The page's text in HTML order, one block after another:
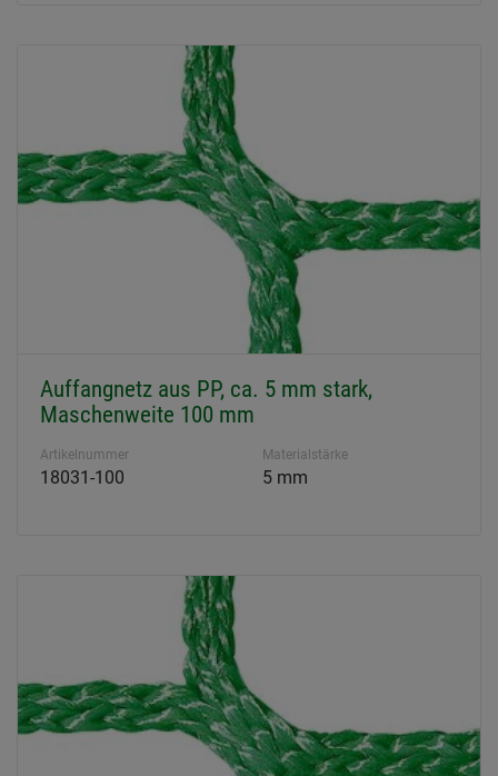
Auffangnetz aus PP, ca. 5 mm stark,
Maschenweite 100 mm
Artikelnummer
18031-100
Materialstärke
5 mm